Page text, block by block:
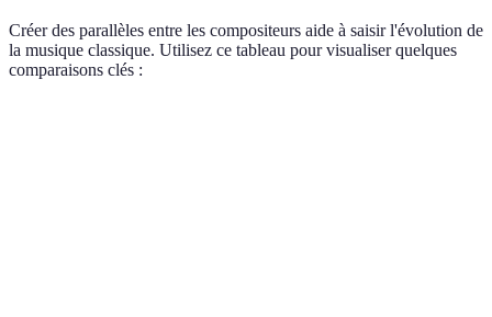
Créer des parallèles entre les compositeurs aide à saisir l'évolution de
la musique classique. Utilisez ce tableau pour visualiser quelques
comparaisons clés :